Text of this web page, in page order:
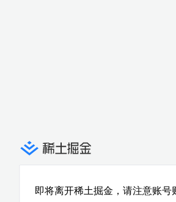
即将离开稀土掘金，请注意账号